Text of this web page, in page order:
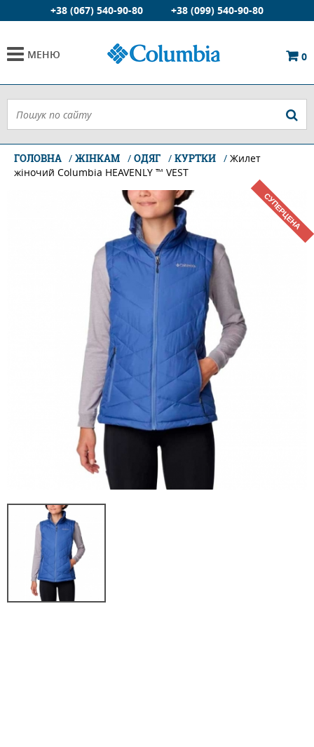
+38 (067) 540-90-80 +38 (099) 540-90-80
МЕНЮ 0
ГОЛОВНА ЖІНКАМ ОДЯГ КУРТКИ
Жилет
жіночий Columbia HEAVENLY ™ VEST
СУПЕРЦЕНА